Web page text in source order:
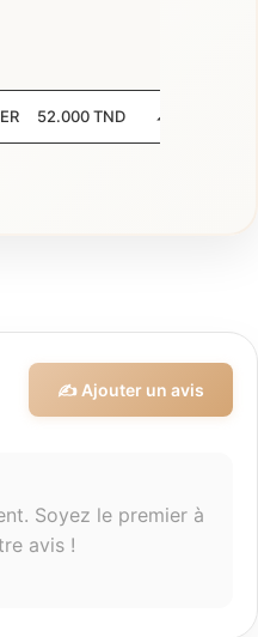
52.000 TND
✍️ Ajouter un avis
Soyez le premier à
avis !